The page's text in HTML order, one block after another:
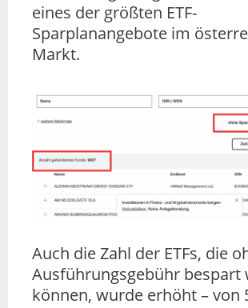
eines der größten ETF-
Sparplanangebote im
Markt.
Auch die Zahl der ETFs, die
Ausführungsgebühr bespart
können, wurde erhöht – von